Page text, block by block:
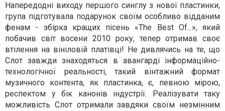
Напередодні виходу першого синглу з нової пластинки,
група підготувала подарунок своїм особливо відданим
фенам - збірка кращих пісень «The Best Of...», який
побачив світ восени 2010 року, тепер отримав своє
втілення на вініловій платівці! Не дивлячись на те, що
Слот завжди знаходяться в авангарді інформаційно-
технологічної реальності, такий вінтажний формат
музичного контента, як пластинка, є, певною мірою,
респектом у бік канонів індустрії. Реалізувати таку
можливість Слот отримали завдяки своїм незмінним